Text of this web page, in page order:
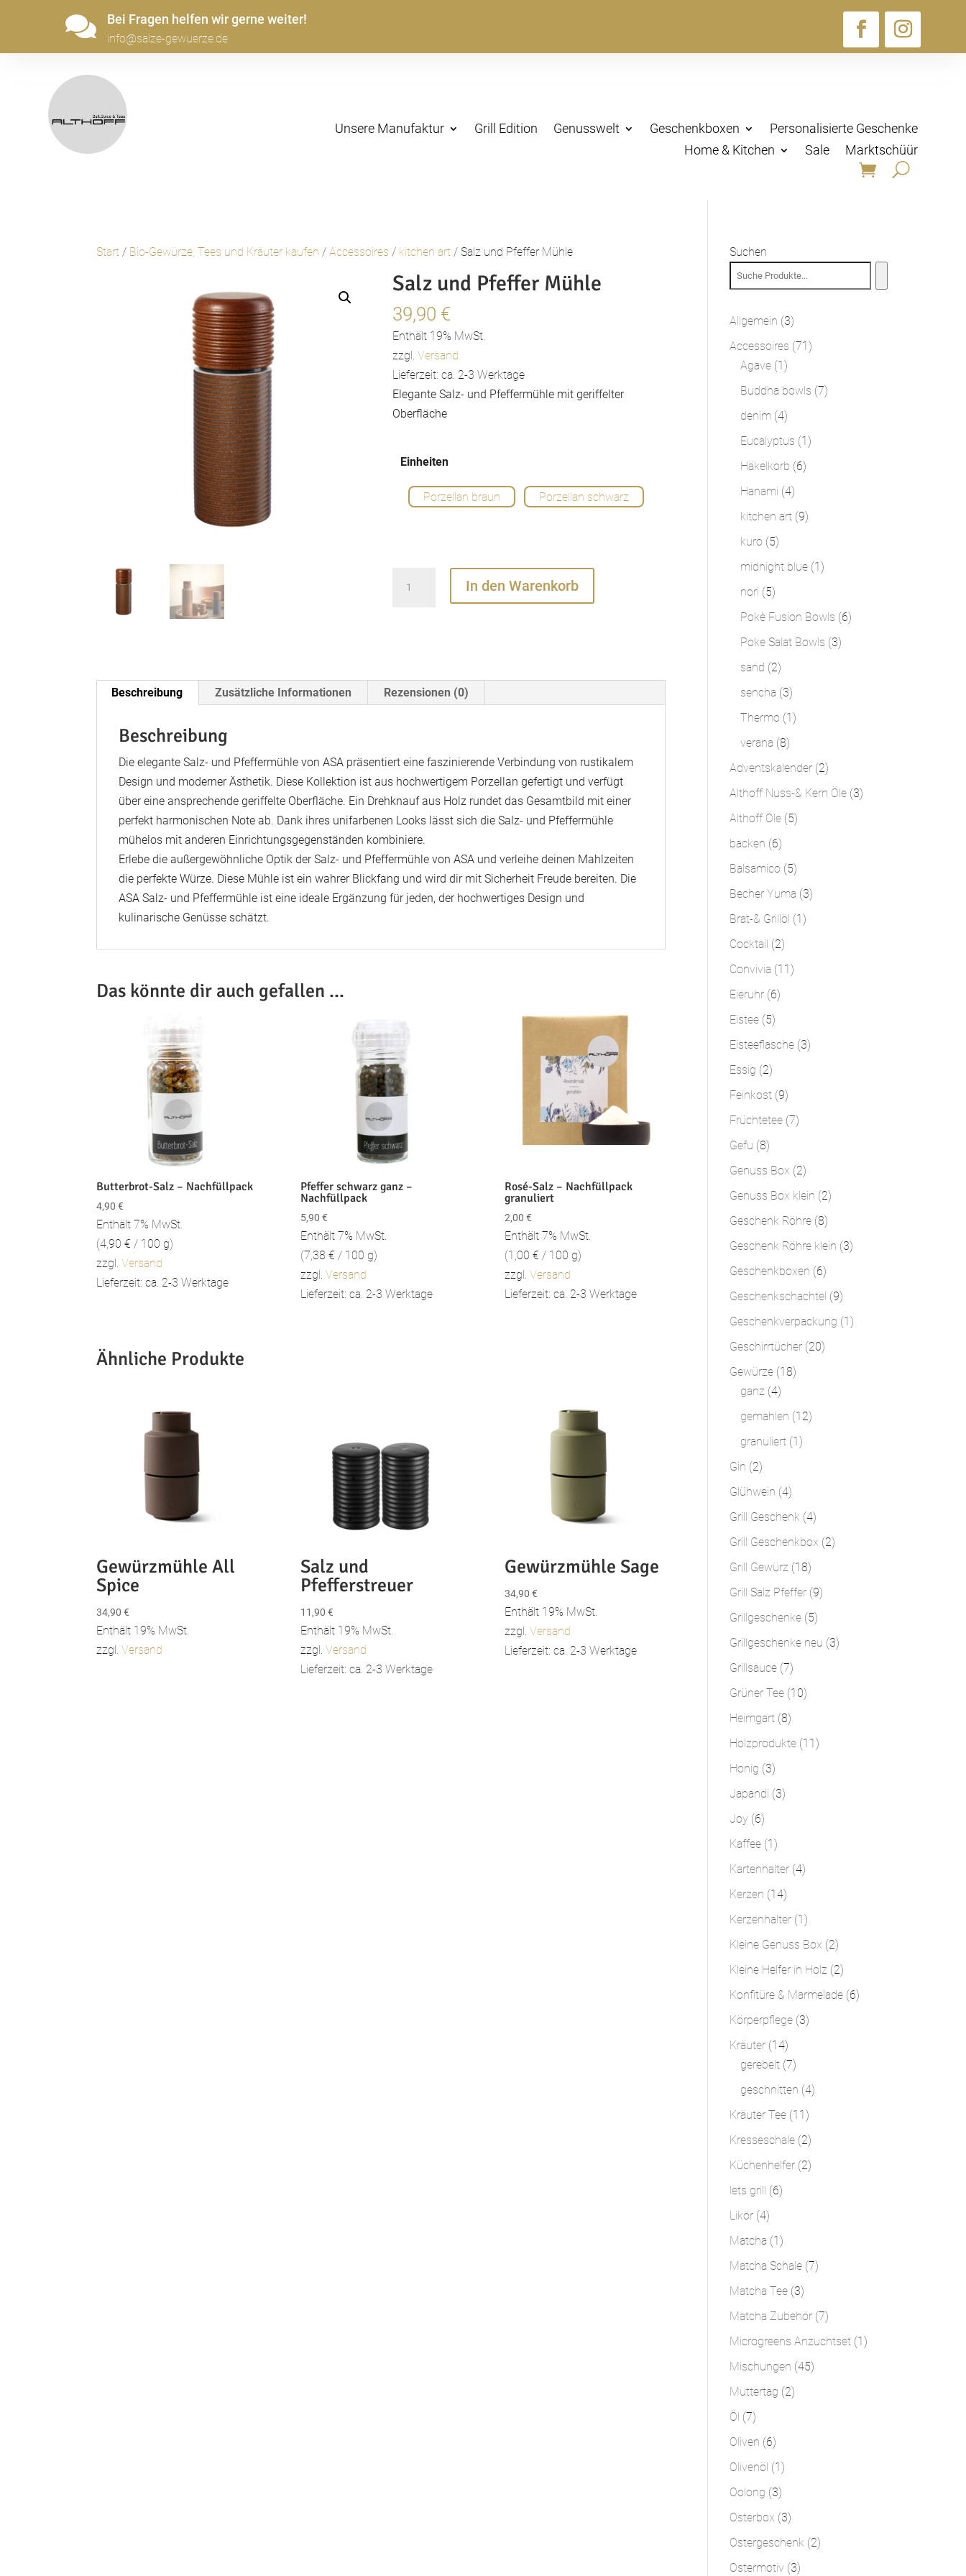
 Bei Fragen helfen wir gerne weiter!
info@salze-gewuerze.de
Unsere Manufaktur Grill Edition Genusswelt Geschenkboxen
Personalisierte Geschenke
Home & Kitchen
Sale Marktschüür
Start / Bio-Gewürze, Tees und Kräuter kaufen /Accessoires / kitchen art / Salz und Pfeffer Mühle
Salz und Pfeffer Mühle
39,90 €
Enthält 19% MwSt.
zzgl.Versand
Lieferzeit: ca. 2-3 Werktage
Elegante Salz- und Pfeffermühle mit geriffelter
Oberfläche
Einheiten
Porzellan braun Porzellan schwarz
In den Warenkorb
Beschreibung Zusätzliche Informationen Rezensionen (0)
Beschreibung
Die elegante Salz- und Pfeffermühle von ASA präsentiert eine faszinierende Verbindung von rustikalem
Design und moderner Ästhetik. Diese Kollektion ist aus hochwertigem Porzellan gefertigt und verfügt
über eine ansprechende geriffelte Oberfläche. Ein Drehknauf aus Holz rundet das Gesamtbild mit einer
perfekt harmonischen Note ab. Dank ihres unifarbenen Looks lässt sich die Salz- und Pfeffermühle
mühelos mit anderen Einrichtungsgegenständen kombiniere.
Erlebe die außergewöhnliche Optik der Salz- und Pfeffermühle von ASA und verleihe deinen Mahlzeiten
die perfekte Würze. Diese Mühle ist ein wahrer Blickfang und wird dir mit Sicherheit Freude bereiten. Die
ASA Salz- und Pfeffermühle ist eine ideale Ergänzung für jeden, der hochwertiges Design und
kulinarische Genüsse schätzt.
Das könnte dir auch gefallen …
Butterbrot-Salz – Nachfüllpack
4,90€
Enthält 7% MwSt.
(4,90€ / 100 g)
zzgl.Versand
Lieferzeit: ca. 2-3 Werktage
Pfeffer schwarz ganz –
Nachfüllpack
5,90 €
Enthält 7% MwSt.
(7,38 € / 100 g)
zzgl. Versand
Lieferzeit: ca. 2-3 Werktage
Rosé-Salz – Nachfüllpack
granuliert
2,00 €
Enthält 7% MwSt.
(1,00 € / 100 g)
zzgl. Versand
Lieferzeit: ca. 2-3 Werktage
Ähnliche Produkte
Gewürzmühle All
Spice
34,90€
Enthält 19% MwSt.
zzgl.Versand
Salz und
Pfefferstreuer
11,90 €
Enthält 19% MwSt.
zzgl. Versand
Lieferzeit: ca. 2-3 Werktage
Gewürzmühle Sage
34,90 €
Enthält 19% MwSt.
zzgl. Versand
Lieferzeit: ca. 2-3 Werktage
Suchen
Allgemein 33
Produkte
Accessoires 7171
Agave 11
Produkt
Buddha bowls 77
denim 44
Produkte
Eucalyptus 11
Häkelkorb 66
Hanami 44
Produkte
kitchen art 99
kuro 55
Produkte
midnight blue 11
nori 55
Produkte
Pokè Fusion Bowls 66
Poke Salat Bowls 33
sand 22
Produkte
sencha 33
Produkte
Thermo 11
verana 88
Produkte
Adventskalender 22
Produkte
Althoff Nuss-& Kern Öle 33
Althoff Öle 55
backen 66
Produkte
Balsamico 55
Produkte
Becher Yuma 33
Brat-& Grillöl 11
Cocktail 22
Produkte
Convivia 1111
Eieruhr 66
Eistee 55
Produkte
Eisteeflasche 33
Essig 22
Produkte
Feinkost 99
Produkte
Früchtetee 77
Gefu 88
Produkte
Genuss Box 22
Produkte
Genuss Box klein 22
Geschenk Röhre 88
Produkte
Geschenk Röhre klein 33
Geschenkboxen 66
Produkte
Geschenkschachtel 99
Produkte
Geschenkverpackung 11
Geschirrtücher 2020
Gewürze 1818
ganz 44
Produkte
gemahlen 1212
granuliert 11
Gin 22
Produkte
Glühwein 44
Produkte
Grill Geschenk 44
Produkte
Grill Geschenkbox 22
Grill Gewürz 1818
Produkte
Grill Salz Pfeffer 99
Grillgeschenke 55
Produkte
Grillgeschenke neu 33
Grillsauce 77
Produkte
Grüner Tee 1010
Heimgart 88
Produkte
Holzprodukte 1111
Honig 33
Produkte
Japandi 33
Joy 66
Produkte
Kaffee 11
Produkt
Kartenhalter 44
Kerzen 1414
Produkte
Kerzenhalter 11
Produkt
Kleine Genuss Box 22
Produkte
Kleine Helfer in Holz 22
Produkte
Konfitüre & Marmelade 66
Körperpflege 33
Kräuter 1414
Produkte
gerebelt 77
Produkte
geschnitten 44
Kräuter Tee 1111
Produkte
Kresseschale 22
Produkte
Küchenhelfer 22
lets grill 66
Likör 44
Produkte
Matcha 11
Produkt
Matcha Schale 77
Matcha Tee 33
Produkte
Matcha Zubehör 77
Produkte
Microgreens Anzuchtset 11
Mischungen 4545
Muttertag 22
Öl 77
Produkte
Oliven 66
Produkte
Olivenöl 11
Oolong 33
Produkte
Osterbox 33
Produkte
Ostergeschenk 22
Ostermotiv 33